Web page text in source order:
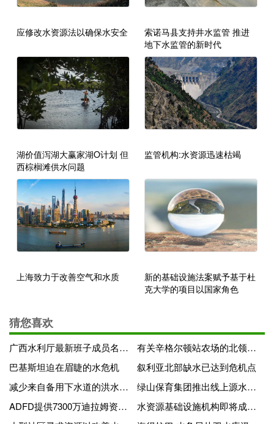
应修改水资源法以确保水安全
索诺马县支持井水监管 推进
地下水监管的新时代
湖价值泻湖大赢家湖O计划 但
西棕榈滩供水问题
监管机构:水资源迅速枯竭
上海致力于改善空气和水质
新的基础设施法案赋予基于杜
克大学的项目以国家角色
猜您喜欢
广西水利厅最新班子成员名单,广西人事调整最新公示
有关辛格尔顿站农场的北领地水谈判的新启示引发了法律挑战
巴基斯坦迫在眉睫的水危机
叙利亚北部缺水已达到危机点
减少来自备用下水道的洪水?有一个应用程序
绿山保育集团推出线上源水保护工作坊
ADFD提供7300万迪拉姆资助莱索托的供水系统
水资源基础设施机构即将成为现实